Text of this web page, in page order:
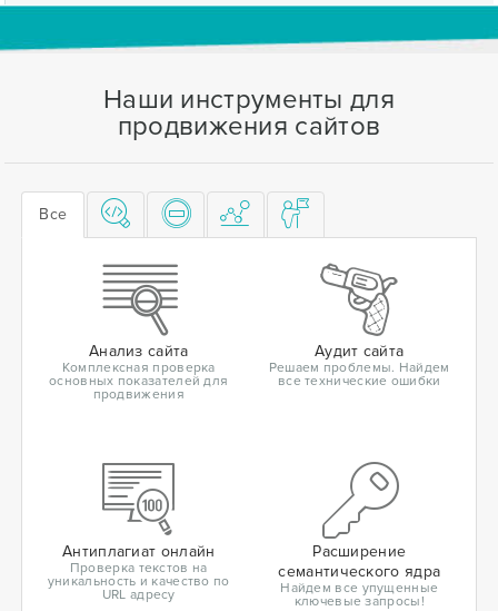
Наши инструменты для
продвижения сайтов
Все
Анализ сайта
Комплексная проверка
основных показателей для
продвижения
Аудит сайта
Решаем проблемы. Найдем
все технические ошибки
Антиплагиат онлайн
Проверка текстов на
уникальность и качество по
URL адресу
Расширение
семантического ядра
Найдем все упущенные
ключевые запросы!